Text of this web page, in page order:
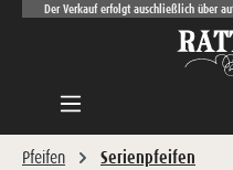
Zum Hauptinhalt springen
Der Verkauf erfolgt auschließlich über
Pfeifen Serienpfeifen